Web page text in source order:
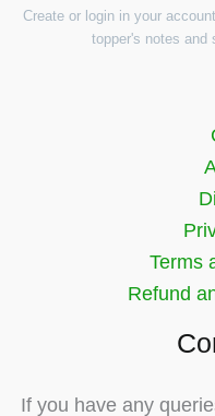
Create or login in your
topper's notes and
Terms
Refund
If you have any